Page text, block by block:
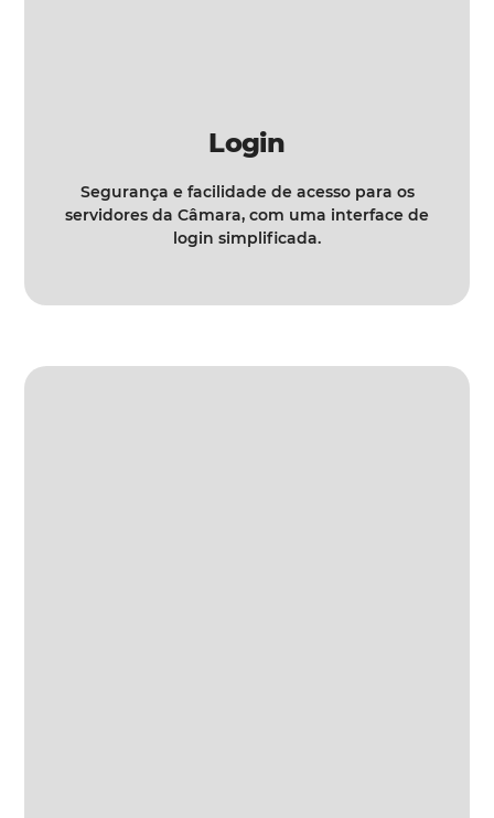
Login
Segurança e facilidade de acesso para os
servidores da Câmara, com uma interface de
login simplificada.